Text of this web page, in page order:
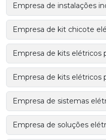
Empresa de instalações
Empresa de kit chicote
Empresa de kits elétricos
Empresa de kits elétricos
Empresa de sistemas
Empresa de soluções